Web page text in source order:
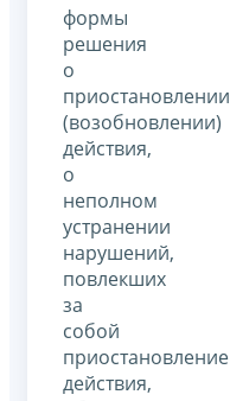
формы
решения
о
приостановлении
(возобновлении)
действия,
о
неполном
устранении
нарушений,
повлекших
за
собой
приостановление
действия,